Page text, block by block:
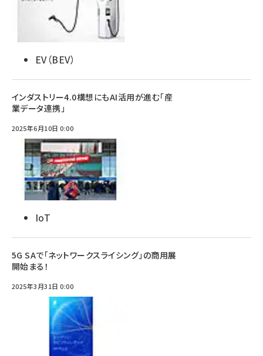
EV（BEV）
インダストリー4.0構想にもAI活用が進む「産
業データ連携」
2025年6月10日 0:00
IoT
5G SAで「ネットワークスライシング」の商用展
開始まる！
2025年3月31日 0:00